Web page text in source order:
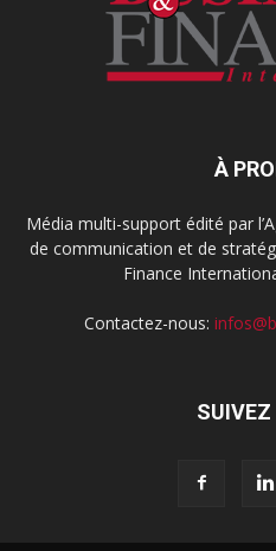
À
Média multi-support édité par
de communication et de
Finance
Contactez-nous:
SUIVEZ